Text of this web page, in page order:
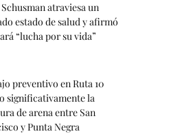
atraviesa un
estado de salud y afirmó
“lucha por su vida”
preventivo en Ruta 10
significativamente la
de arena entre San
y Punta Negra